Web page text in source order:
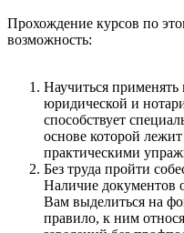
Прохождение курсов по
возможность:
Научиться
юридической и
способствует
основе которой
практическими
Без труда пройти
Наличие документов
Вам выделиться на
правило, к ним